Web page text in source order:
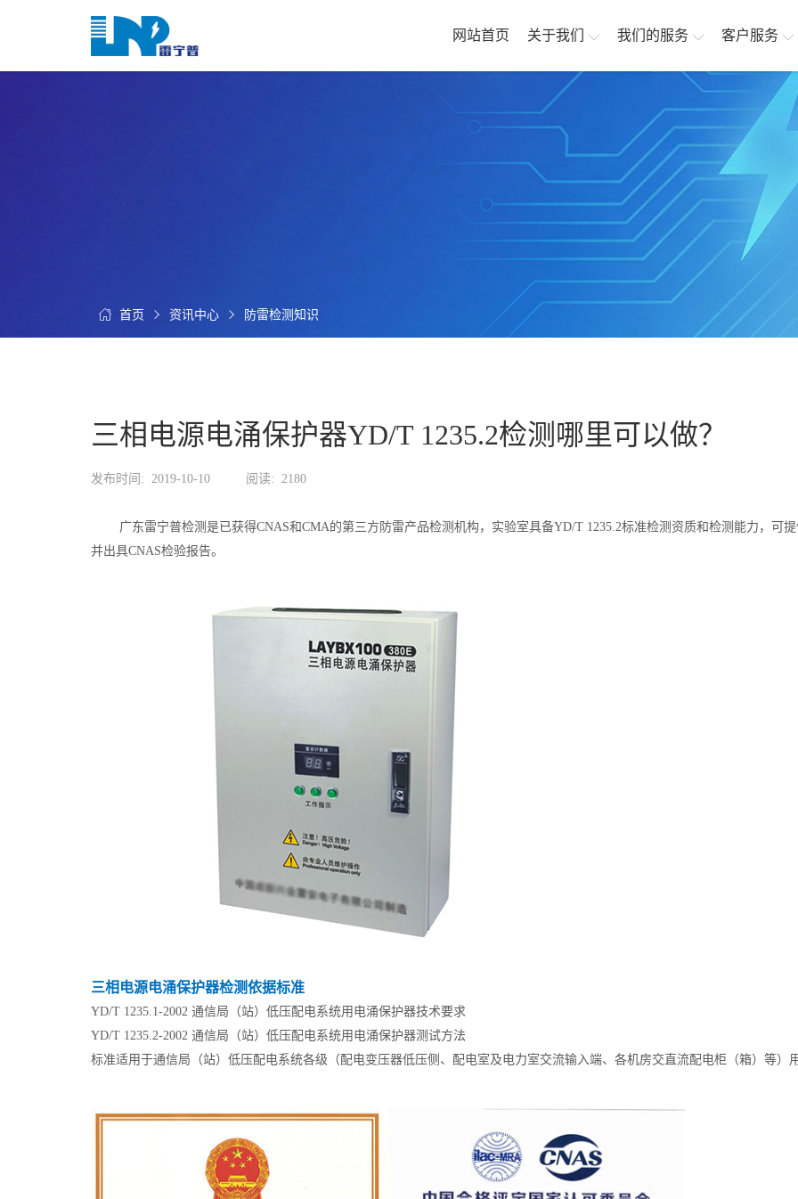
网站首页 关于我们 我们的服务 客户服务
首页 资讯中心 防雷检测知识
三相电源电涌保护器YD/T 1235.2检测哪里可以做？
发布时间: 2019-10-10 阅读: 2180
广东雷宁普检测是已获得CNAS和CMA的第三方防雷产品检测机构，实验室具备YD/T 1235.2标准检测资质和检测能力，可
并出具CNAS检验报告。
三相电源电涌保护器检测依据标准
YD/T 1235.1-2002 通信局（站）低压配电系统用电涌保护器技术要求
YD/T 1235.2-2002 通信局（站）低压配电系统用电涌保护器测试方法
标准适用于通信局（站）低压配电系统各级（配电变压器低压侧、配电室及电力室交流输入端、各机房交直流配电柜（箱）等）
站
心